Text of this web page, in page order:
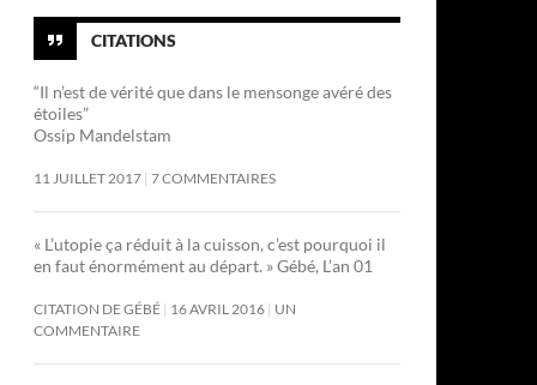
CITATIONS
“Il n’est de vérité que dans le mensonge avéré des
étoiles”
Ossip Mandelstam
11 JUILLET 2017 7 COMMENTAIRES
« L’utopie ça réduit à la cuisson, c’est pourquoi il
en faut énormément au départ. » Gébé, L’an 01
CITATION DE GÉBÉ 16 AVRIL 2016 UN
COMMENTAIRE